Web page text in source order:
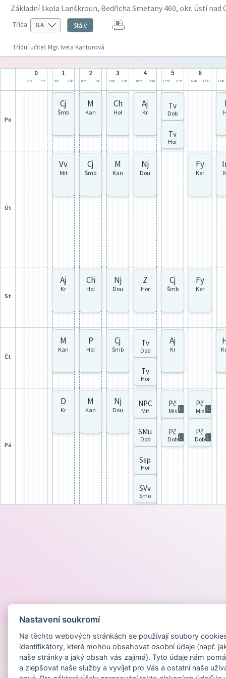
Základní škola Lanškroun, Bedřicha Smetany 460, okr. Ústí nad
Třída Stálý
Třídní učitel: Mgr. Iveta Kantorová
0
7:05 7:50
1
8:00 8:45
2
8:55 9:40
3
10:00 10:45
4
10:55 11:40
5
11:50 12:35
6
12:45 13:30 13:40
po
Cj
Šmb
M
Kan
Ch
Hol
Aj
Kr
Tv
Dob
Tv
Hor
út
Vv
Mit
Cj
Šmb
M
Kan
Nj
Dou
Fy
Ker
st
Aj
Kr
Ch
Hol
Nj
Dou
Z
Hor
Cj
Šmb
Fy
Ker
čt
M
Kan
P
Hol
Cj
Šmb
Tv
Dob
Tv
Hor
Aj
Kr
pá
D
Kr
M
Kan
Nj
Dou
NPC
Mit
SMu
Dob
Ssp
Hor
SVv
Smo
Pč
L
Mis
Pč
L
Dob
Pč
L
Mis
Pč
L
Dob
Nastavení soukromí
Na těchto webových stránkách se používají soubory
identifikátory, které mohou obsahovat osobní údaje (např.
naše stránky a jaký obsah vás zajímá). Tyto údaje nám
a zlepšovat naše služby a vyvíjet pro Vás a ostatní naše